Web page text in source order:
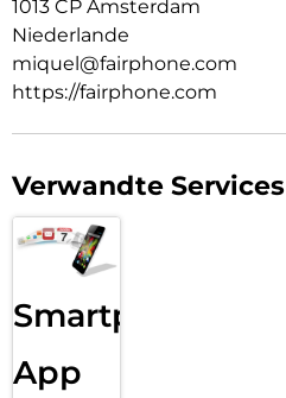
1013 CP Amsterdam
Niederlande
miquel@fairphone.com
https://fairphone.com
Verwandte Services
Smartphone
App